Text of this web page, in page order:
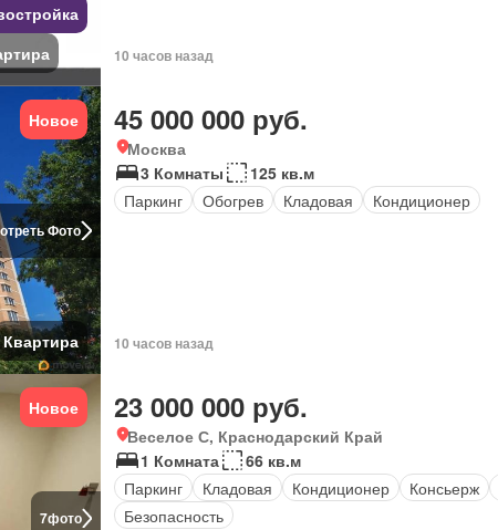
10 часов назад
Фото
Новое
Квартира
45 000 000 руб.
Москва
3 Комнаты
125 кв.м
Паркинг
Обогрев Кладовая Кондиционер
10 часов назад
7фото
Новое 23 000 000 руб.
Веселое С, Краснодарский Край
1 Комната
66 кв.м
Паркинг
Кладовая Кондиционер Консьерж
Безопасность